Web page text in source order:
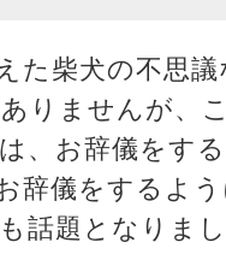
た柴犬の不思
りませんが、
、お辞儀をす
辞儀をするよ
話題となりま